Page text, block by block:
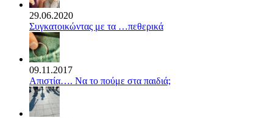
29.06.2020
Συγκατοικώντας με τα …πεθερικά
09.11.2017
Απιστία…. Να το πούμε στα παιδιά;